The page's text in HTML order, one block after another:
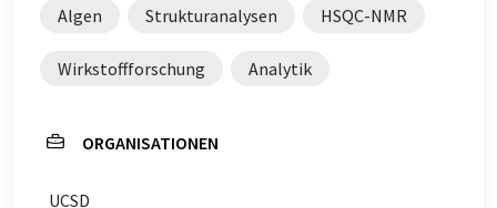
Algen Strukturanalysen HSQC-NMR
Wirkstoffforschung Analytik
ORGANISATIONEN
UCSD